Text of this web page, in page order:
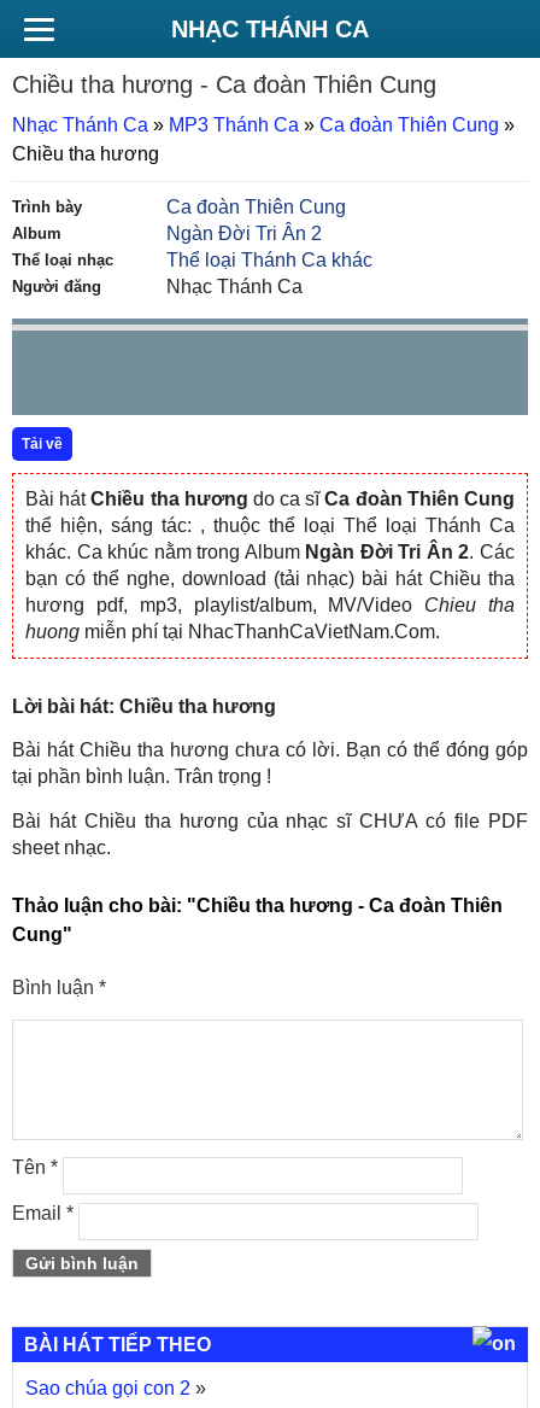
NHẠC THÁNH CA
Chiều tha hương - Ca đoàn Thiên Cung
Nhạc Thánh Ca » MP3 Thánh Ca » Ca đoàn Thiên Cung »
Chiều tha hương
Trình bày Ca đoàn Thiên Cung
Album Ngàn Đời Tri Ân 2
Thể loại nhạc Thể loại Thánh Ca khác
Người đăng Nhạc Thánh Ca
Tải về
Bài hátChiều tha hương do ca sĩCa đoàn Thiên Cung
thể hiện, sáng tác: , thuộc thể loại Thể loại Thánh Ca
khác. Ca khúc nằm trong Album Ngàn Đời Tri Ân 2. Các
bạn có thể nghe, download (tải nhạc) bài hát Chiều tha
hương pdf, mp3, playlist/album, MV/Video Chieu tha
huong miễn phí tại NhacThanhCaVietNam.Com.
Lời bài hát: Chiều tha hương
Bài hát Chiều tha hương chưa có lời. Bạn có thể đóng góp
tại phần bình luận. Trân trọng !
Bài hát Chiều tha hương của nhạc sĩ CHƯA có file PDF
sheet nhạc.
Thảo luận cho bài: "Chiều tha hương - Ca đoàn Thiên
Cung"
Bình luận *
Tên *
Email *
BÀI HÁT TIẾP THEO
Sao chúa gọi con 2 »